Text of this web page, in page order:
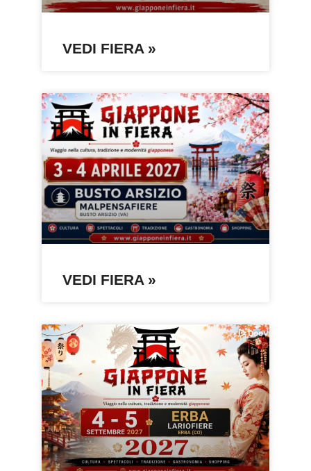
VEDI FIERA »
VEDI FIERA »